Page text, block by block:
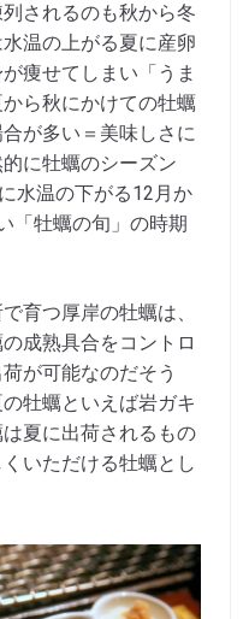
されるのも秋から冬
温の上がる夏に産卵
痩せてしまい「うま
ら秋にかけての牡蠣
が多い＝美味しさに
に牡蠣のシーズン
水温の下がる12月か
「牡蠣の旬」の時期
育つ厚岸の牡蠣は、
成熟具合をコントロ
が可能なのだそう
牡蠣といえば岩ガキ
夏に出荷されるもの
いただける牡蠣とし